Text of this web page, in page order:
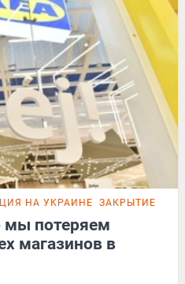
НА УКРАИНЕ ЗАКРЫТИЕ IKEA
мы потеряем
магазинов в